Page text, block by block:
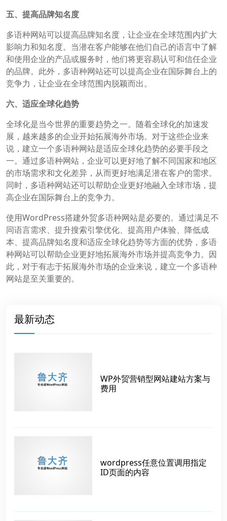
五、提高品牌知名度
多语种网站可以提高品牌知名度，让企业在全球范围内扩大
影响力和知名度。当潜在客户能够在他们自己的语言中了解
和使用企业的产品或服务时，他们将更容易认可和信任企业
的品牌。此外，多语种网站还可以提高企业在国际舞台上的
竞争力，让企业在全球范围内脱颖而出。
六、适应全球化趋势
全球化是当今世界的重要趋势之一。随着全球化的加速发
展，越来越多的企业开始拓展海外市场。对于这些企业来
说，建立一个多语种网站是适应全球化趋势的必要手段之
一。通过多语种网站，企业可以更好地了解不同国家和地区
的市场需求和文化差异，从而更好地满足潜在客户的需求。
同时，多语种网站还可以帮助企业更好地融入全球市场，提
高企业在国际舞台上的竞争力。
使用WordPress搭建外贸多语种网站是必要的。通过满足不
同语言需求、提升搜索引擎优化、提高用户体验、降低成
本、提高品牌知名度和适应全球化趋势等方面的优势，多语
种网站可以帮助企业更好地拓展海外市场并提高竞争力。因
此，对于有志于拓展海外市场的企业来说，建立一个多语种
网站是至关重要的。
最新动态
WP外贸营销型网站建站方案与
费用
wordpress任意位置调用指定
ID页面的内容